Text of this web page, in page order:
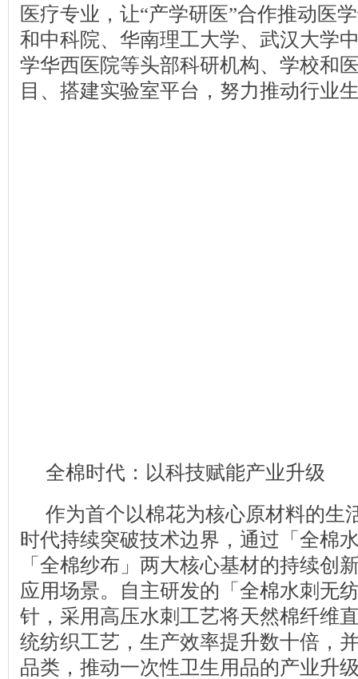
医疗专业，让“产学研医”合作推动医
和中科院、华南理工大学、武汉大学
学华西医院等头部科研机构、学校和
目、搭建实验室平台，努力推动行业
全棉时代：以科技赋能产业升级
作为首个以棉花为核心原材料的生
时代持续突破技术边界，通过「全棉
「全棉纱布」两大核心基材的持续创
应用场景。自主研发的「全棉水刺无
针，采用高压水刺工艺将天然棉纤维
统纺织工艺，生产效率提升数十倍，
品类，推动一次性卫生用品的产业升